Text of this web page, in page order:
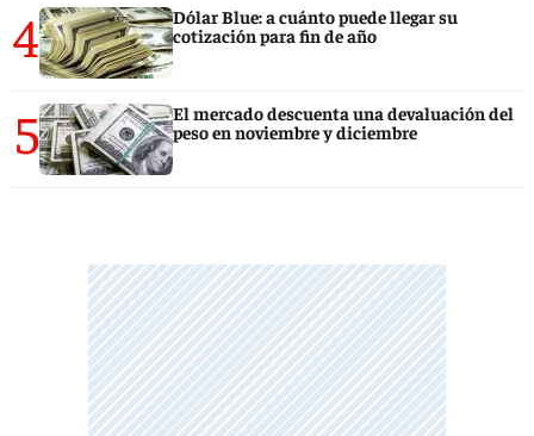
4
Dólar Blue: a cuánto puede llegar su
cotización para fin de año
5
El mercado descuenta una devaluación del
peso en noviembre y diciembre